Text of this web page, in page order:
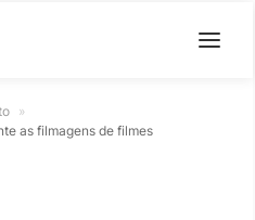
»
as filmagens de filmes